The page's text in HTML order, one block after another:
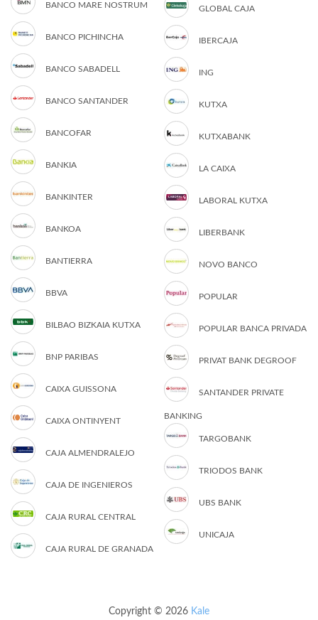
BANCO MARE NOSTRUM
BANCO PICHINCHA
BANCO SABADELL
BANCO SANTANDER
BANCOFAR
BANKIA
BANKINTER
BANKOA
BANTIERRA
BBVA
BILBAO BIZKAIA KUTXA
BNP PARIBAS
CAIXA GUISSONA
CAIXA ONTINYENT
CAJA ALMENDRALEJO
CAJA DE INGENIEROS
CAJA RURAL CENTRAL
CAJA RURAL DE GRANADA
GLOBAL CAJA
IBERCAJA
ING
KUTXA
KUTXABANK
LA CAIXA
LABORAL KUTXA
LIBERBANK
NOVO BANCO
POPULAR
POPULAR BANCA PRIVADA
PRIVAT BANK DEGROOF
SANTANDER PRIVATE
BANKING
TARGOBANK
TRIODOS BANK
UBS BANK
UNICAJA
Copyright © 2026 Kale